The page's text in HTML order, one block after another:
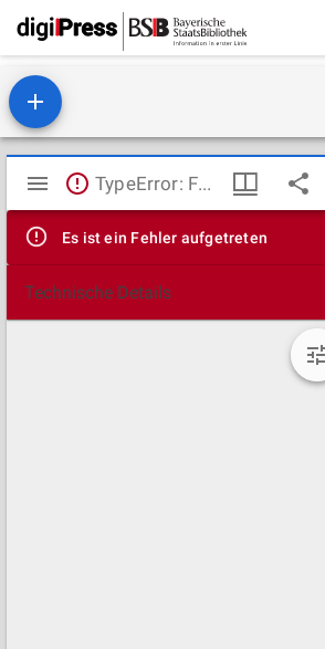
Mirador
Viewer
TypeError: Failed to fetch
Es ist ein Fehler aufgetreten
Technische Details